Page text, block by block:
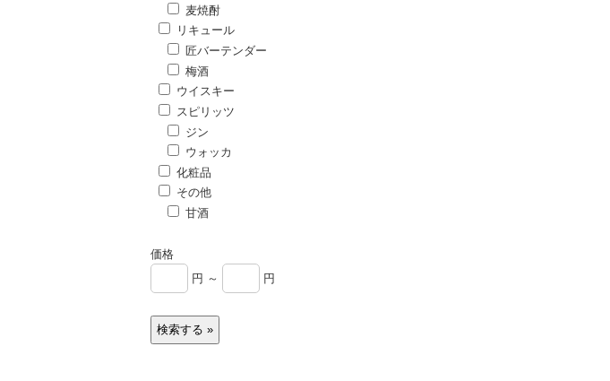
麦焼酎
リキュール
匠バーテンダー
梅酒
ウイスキー
スピリッツ
ジン
ウォッカ
化粧品
その他
甘酒
価格
円 ～
円